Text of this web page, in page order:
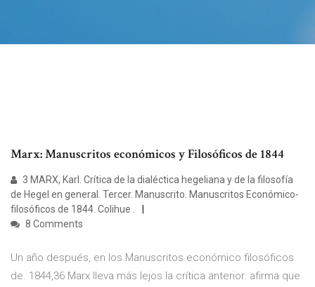
Marx: Manuscritos económicos y Filosóficos de 1844
3 MARX, Karl. Crítica de la dialéctica hegeliana y de la filosofía
de Hegel en general. Tercer. Manuscrito. Manuscritos Económico-
filosóficos de 1844. Colihue .
8 Comments
Un año después, en los Manuscritos económico filosóficos
de. 1844,36 Marx lleva más lejos la crítica anterior: afirma que